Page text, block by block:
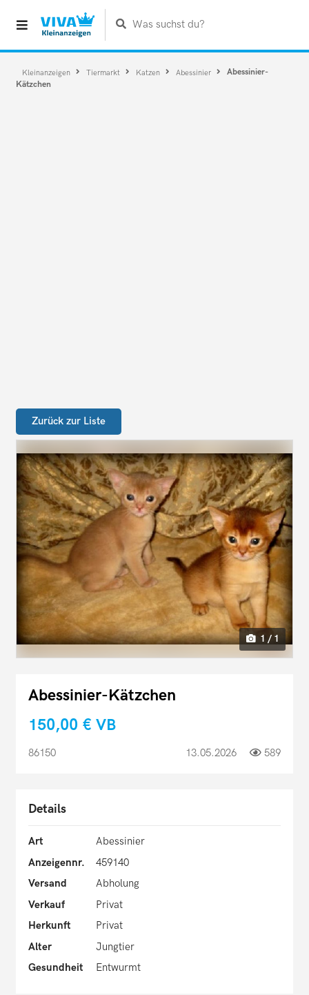
Was suchst du?
Kleinanzeigen Tiermarkt Katzen Abessinier
Abessinier-
Kätzchen
Zurück zur Liste
1 / 1
Abessinier-Kätzchen
150,00 € VB
86150 13.05.2026 589
Details
Art
Abessinier
Anzeigennr.
459140
Versand
Abholung
Verkauf
Privat
Herkunft
Privat
Alter
Jungtier
Gesundheit
Entwurmt